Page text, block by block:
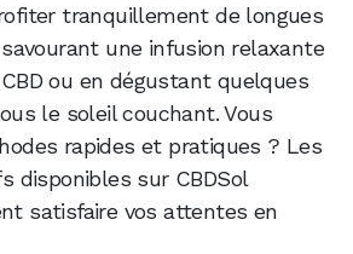
tranquillement de longues
savourant une infusion relaxante
ou en dégustant quelques
le soleil couchant. Vous
rapides et pratiques ? Les
disponibles sur CBDSol
satisfaire vos attentes en